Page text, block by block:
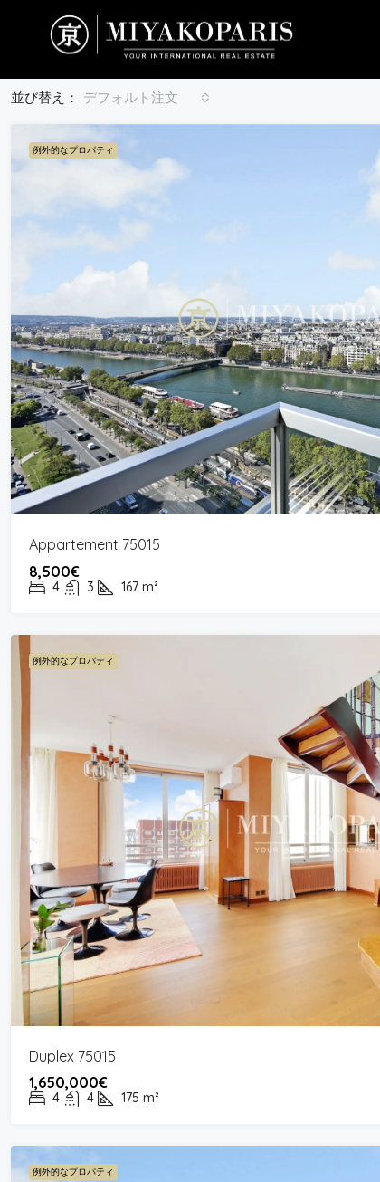
並び替え： デフォルト注文
例外的なプロパティ
Appartement 75015
8,500€
4 3 167 m²
例外的なプロパティ
Duplex 75015
1,650,000€
4 4 175 m²
例外的なプロパティ